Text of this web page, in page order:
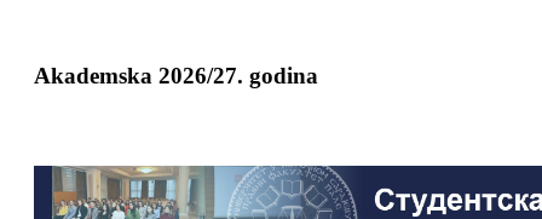
Akademska 2026/27. godina